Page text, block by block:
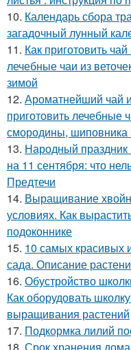
10. Календарь сбора
загадочный лунный
11. Как приготовить
лечебные чаи из
зимой
12. Ароматнейший чай
приготовить лечебные
смородины, шиповника
13. Народный
на 11 сентября: что
Предтечи
14. Выращивание
условиях. Как
подоконнике
15. 10 самых красивых
сада. Описание
16. Обустройство
Как оборудовать
выращивания растений
17. Подкормка лилий